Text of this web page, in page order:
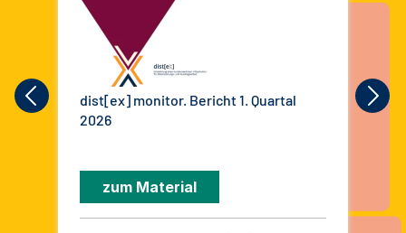
dist[ex] monitor. Bericht 1. Quartal
2026
zum Material